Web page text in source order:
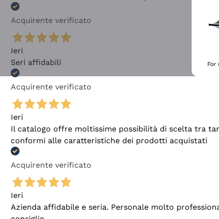
Acquirente verificato
Ieri
Seri affidabili
Acquirente verificato
Ieri
Il catalogo offre moltissime possibilità di scelta tra
conformi alle caratteristiche dei prodotti acquistati
Acquirente verificato
Ieri
Azienda affidabile e seria. Personale molto
For